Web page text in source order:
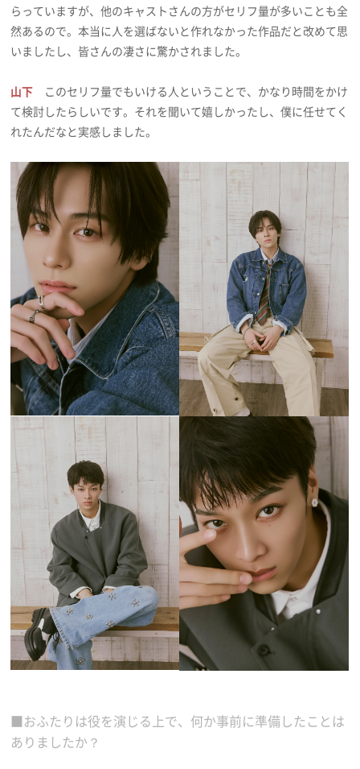
らっていますが、他のキャストさんの方がセリフ量が多いことも全
然あるので。本当に人を選ばないと作れなかった作品だと改めて思
いましたし、皆さんの凄さに驚かされました。
山下 このセリフ量でもいける人ということで、かなり時間をかけ
て検討したらしいです。それを聞いて嬉しかったし、僕に任せてく
れたんだなと実感しました。
■おふたりは役を演じる上で、何か事前に準備したことは
ありましたか？